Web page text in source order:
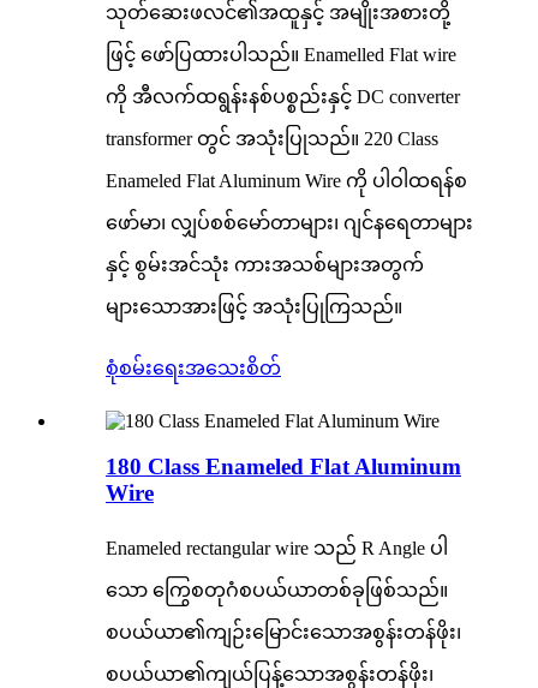
သုတ်ဆေးဖလင်၏အထူနှင့် အမျိုးအစားတို့
ဖြင့် ဖော်ပြထားပါသည်။ Enamelled Flat wire
ကို အီလက်ထရွန်းနစ်ပစ္စည်းနှင့် DC converter
transformer တွင် အသုံးပြုသည်။ 220 Class
Enameled Flat Aluminum Wire ကို ပါဝါထရန်စ
ဖော်မာ၊ လျှပ်စစ်မော်တာများ၊ ဂျင်နရေတာများ
နှင့် စွမ်းအင်သုံး ကားအသစ်များအတွက်
များသောအားဖြင့် အသုံးပြုကြသည်။
စုံစမ်းရေးအသေးစိတ်
180 Class Enameled Flat Aluminum
Wire
Enameled rectangular wire သည် R Angle ပါ
သော ကြွေစတုဂံစပယ်ယာတစ်ခုဖြစ်သည်။
စပယ်ယာ၏ကျဉ်းမြောင်းသောအစွန်းတန်ဖိုး၊
စပယ်ယာ၏ကျယ်ပြန့်သောအစွန်းတန်ဖိုး၊